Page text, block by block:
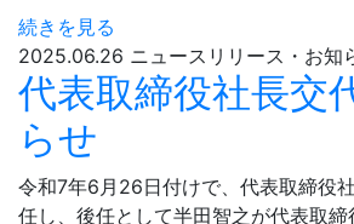
続きを見る
2025.06.26 ニュースリリース・お知
代表取締役社長交
らせ
令和7年6月26日付けで、代表取締役
任し、後任として半田智之が代表取締